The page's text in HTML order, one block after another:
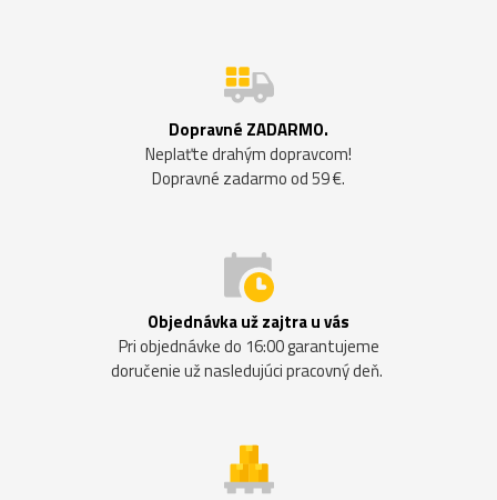
Dopravné ZADARMO.
Neplaťte drahým dopravcom!
Dopravné zadarmo od 59 €.
Objednávka už zajtra u vás
Pri objednávke do 16:00 garantujeme
doručenie už nasledujúci pracovný deň.